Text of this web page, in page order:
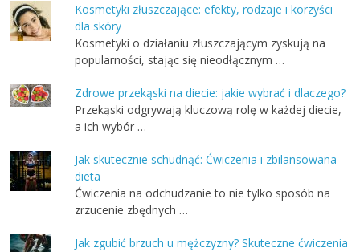
Kosmetyki złuszczające: efekty, rodzaje i korzyści
dla skóry
Kosmetyki o działaniu złuszczającym zyskują na
popularności, stając się nieodłącznym …
Zdrowe przekąski na diecie: jakie wybrać i dlaczego?
Przekąski odgrywają kluczową rolę w każdej diecie,
a ich wybór …
Jak skutecznie schudnąć: Ćwiczenia i zbilansowana
dieta
Ćwiczenia na odchudzanie to nie tylko sposób na
zrzucenie zbędnych …
Jak zgubić brzuch u mężczyzny? Skuteczne ćwiczenia